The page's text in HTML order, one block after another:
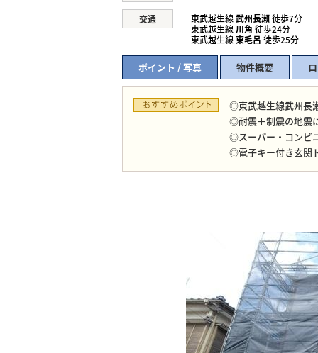
交通 東武越生線武州長瀬徒歩7分
東武越生線 川角 徒歩24分
東武越生線東毛呂 徒歩25分
ポイント / 写真 物件概要
◎東武越生線武州長
◎耐震＋制震の地震
◎スーパー・コンビ
◎電子キー付き玄関